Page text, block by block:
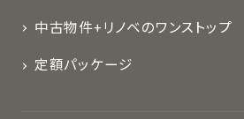
中古物件+リノベのワンストップ
定額パッケージ